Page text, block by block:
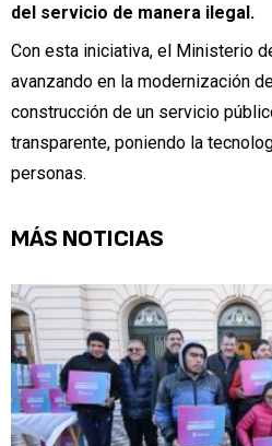
del servicio de manera ilegal.
Con esta iniciativa, el Ministerio
avanzando en la modernización
construcción de un servicio
transparente, poniendo la
personas.
MÁS NOTICIAS